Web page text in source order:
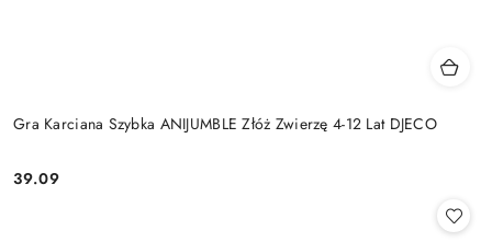
Gra Karciana Szybka ANIJUMBLE Złóż Zwierzę 4-12 Lat DJECO
Cena:
39.09